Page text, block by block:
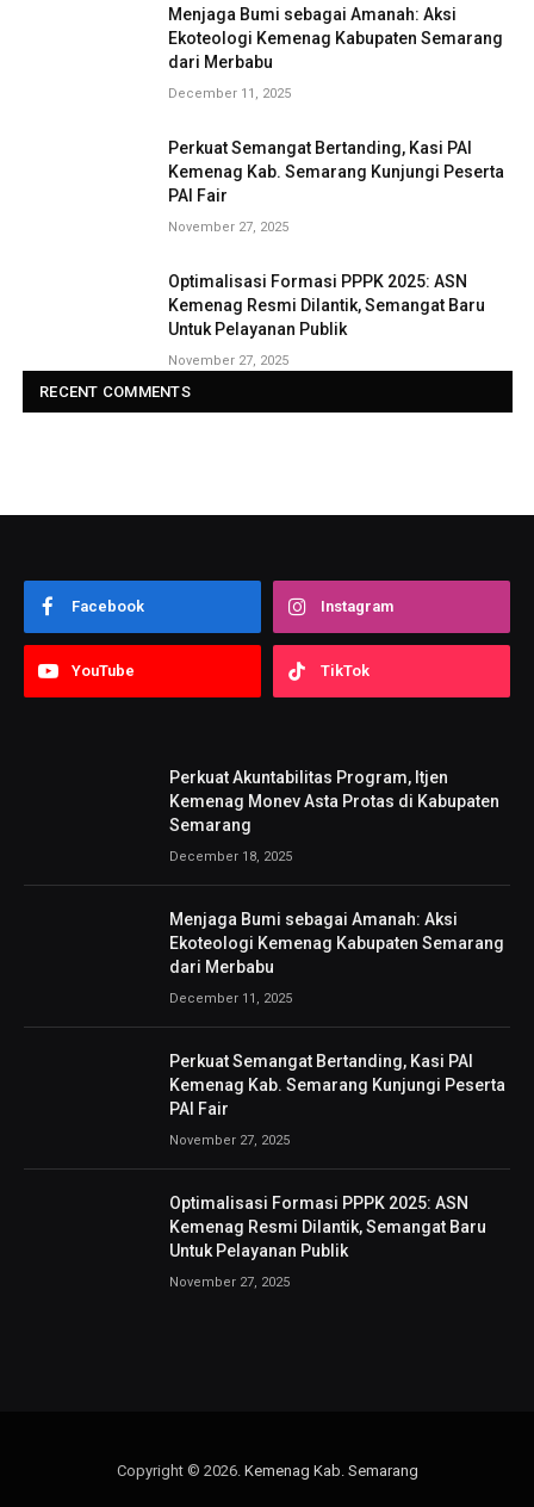
Menjaga Bumi sebagai Amanah: Aksi
Ekoteologi Kemenag Kabupaten Semarang
dari Merbabu
December 11, 2025
Perkuat Semangat Bertanding, Kasi PAI
Kemenag Kab. Semarang Kunjungi Peserta
PAI Fair
November 27, 2025
Optimalisasi Formasi PPPK 2025: ASN
Kemenag Resmi Dilantik, Semangat Baru
Untuk Pelayanan Publik
November 27, 2025
RECENT COMMENTS
Facebook Instagram
YouTube TikTok
Perkuat Akuntabilitas Program, Itjen
Kemenag Monev Asta Protas di Kabupaten
Semarang
December 18, 2025
Menjaga Bumi sebagai Amanah: Aksi
Ekoteologi Kemenag Kabupaten Semarang
dari Merbabu
December 11, 2025
Perkuat Semangat Bertanding, Kasi PAI
Kemenag Kab. Semarang Kunjungi Peserta
PAI Fair
November 27, 2025
Optimalisasi Formasi PPPK 2025: ASN
Kemenag Resmi Dilantik, Semangat Baru
Untuk Pelayanan Publik
November 27, 2025
Copyright © 2026. Kemenag Kab. Semarang